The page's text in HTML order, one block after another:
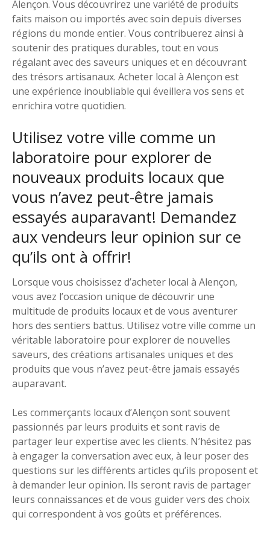
Alençon. Vous découvrirez une variété de produits
faits maison ou importés avec soin depuis diverses
régions du monde entier. Vous contribuerez ainsi à
soutenir des pratiques durables, tout en vous
régalant avec des saveurs uniques et en découvrant
des trésors artisanaux. Acheter local à Alençon est
une expérience inoubliable qui éveillera vos sens et
enrichira votre quotidien.
Utilisez votre ville comme un
laboratoire pour explorer de
nouveaux produits locaux que
vous n’avez peut-être jamais
essayés auparavant! Demandez
aux vendeurs leur opinion sur ce
qu’ils ont à offrir!
Lorsque vous choisissez d’acheter local à Alençon,
vous avez l’occasion unique de découvrir une
multitude de produits locaux et de vous aventurer
hors des sentiers battus. Utilisez votre ville comme un
véritable laboratoire pour explorer de nouvelles
saveurs, des créations artisanales uniques et des
produits que vous n’avez peut-être jamais essayés
auparavant.
Les commerçants locaux d’Alençon sont souvent
passionnés par leurs produits et sont ravis de
partager leur expertise avec les clients. N’hésitez pas
à engager la conversation avec eux, à leur poser des
questions sur les différents articles qu’ils proposent et
à demander leur opinion. Ils seront ravis de partager
leurs connaissances et de vous guider vers des choix
qui correspondent à vos goûts et préférences.